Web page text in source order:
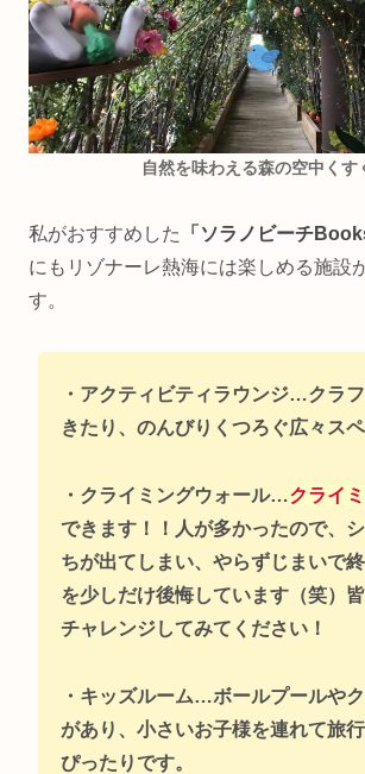
自然を味わえる森の空中くす
私がおすすめした 「ソラノビーチ
にもリゾナーレ熱海には楽しめる施設
す。
・アクティビティラウンジ…クラ
きたり、のんびりくつろぐ広々スペ
・クライミングウォール…クライ
できます！！人が多かったので、
ちが出てしまい、やらずじまいで
を少しだけ後悔しています（笑）
チャレンジしてみてください！
・キッズルーム…ボールプールや
があり、小さいお子様を連れて旅
ぴったりです。